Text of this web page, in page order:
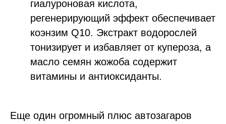
гиалуроновая кислота,
регенерирующий эффект обеспечивает
коэнзим Q10. Экстракт водорослей
тонизирует и избавляет от купероза, а
масло семян жожоба содержит
витамины и антиоксиданты.
Еще один огромный плюс автозагаров